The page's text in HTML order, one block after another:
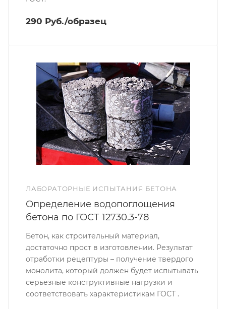
290 Руб./образец
ЛАБОРАТОРНЫЕ ИСПЫТАНИЯ БЕТОНА
Определение водопоглощения
бетона по ГОСТ 12730.3-78
Бетон, как строительный материал,
достаточно прост в изготовлении. Результат
отработки рецептуры – получение твердого
монолита, который должен будет испытывать
серьезные конструктивные нагрузки и
соответствовать характеристикам ГОСТ .